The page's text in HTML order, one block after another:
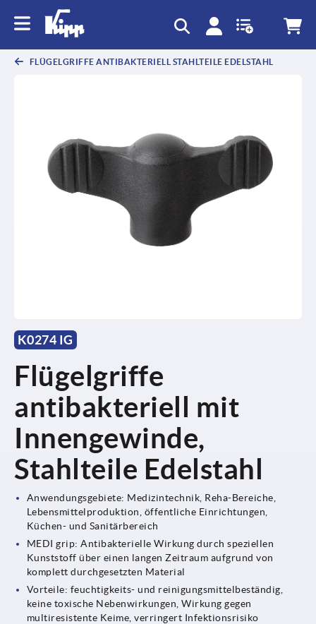
FLÜGELGRIFFE ANTIBAKTERIELL STAHLTEILE EDELSTAHL
K0274 IG
Flügelgriffe
antibakteriell mit
Innengewinde,
Stahlteile Edelstahl
Anwendungsgebiete: Medizintechnik, Reha-Bereiche,
Lebensmittelproduktion, öffentliche Einrichtungen,
Küchen- und Sanitärbereich
MEDI grip: Antibakterielle Wirkung durch speziellen
Kunststoff über einen langen Zeitraum aufgrund von
komplett durchgesetzten Material
Vorteile: feuchtigkeits- und reinigungsmittelbeständig,
keine toxische Nebenwirkungen, Wirkung gegen
multiresistente Keime, verringert Infektionsrisiko